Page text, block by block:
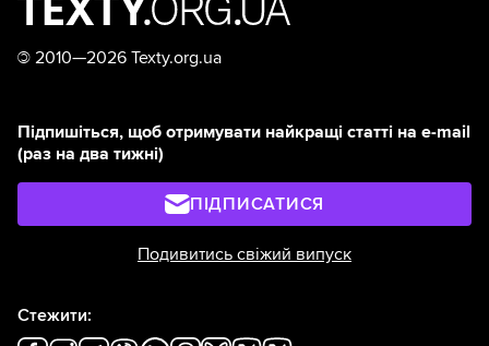
© 2010—2026 Texty.org.ua
Підпишіться, щоб отримувати найкращі статті на e-mail
(раз на два тижні)
ПІДПИСАТИСЯ
Подивитись свіжий випуск
Стежити: